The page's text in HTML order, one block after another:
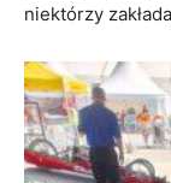
niektórzy